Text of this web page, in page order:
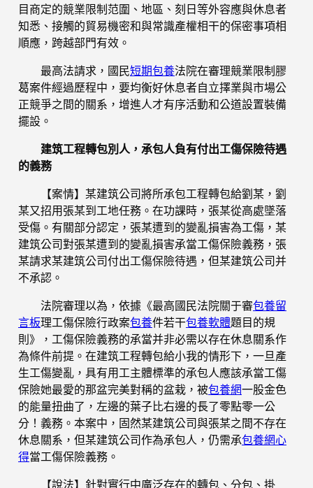
目商定的競業限制范圍、地區、刻日等外容應與休息者
知悉、接觸的貿易機密和與常識產權相干的保密事項相
順應，跨越部門有效。
最高法請求，國民短期包養法院在審理競業限制膠
葛案件經過歷程中，要均衡好休息者自立擇業與市場公
正競爭之間的關系，增進人才有序活動和公道設置裝備
擺設。
建筑工程轉包別人，承包人負有付出工傷保險待遇
的義務
【案情】某建筑公司將所承包工程轉包給劉某，劉
某又招用張某到工地任務。在功課時，張某從高處墜落
受傷。有關部分認定，張某遭到的變亂損害為工傷，某
建筑公司對張某遭到的變亂損害承當工傷保險義務，張
某請求某建筑公司付出工傷保險待遇，但某建筑公司并
不承認。
法院審理以為，依據《最高國民法院關于審包養留
言板理工傷保險行政案包養件若干包養軟體題目的規
則》，工傷保險義務的承當并非必需以存在休息關系作
為條件前提。在建筑工程轉包給小我的情形下，一旦產
生工傷變亂，具有用工主體標準的承包人應該承當工傷
保險她最愛的那盆完美對稱的盆栽，被包養網一股金色
的能量扭曲了，左邊的葉子比右邊的長了零點零一公
分！義務。本案中，固然某建筑公司與張某之間不存在
休息關系，但某建筑公司作為承包人，仍需承包養網心
得當工傷保險義務。
【說法】針對實行中廣泛存在的轉包、分包、掛